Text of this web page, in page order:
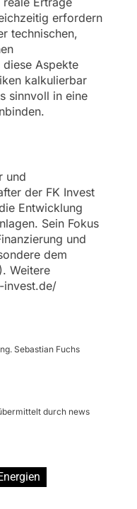
erfordern
technischen,
diese Aspekte
kalkulierbar
sinnvoll in eine
und
der FK Invest
Entwicklung
Sein Fokus
und
dem
Weitere
invest.de/
Sebastian Fuchs
durch news